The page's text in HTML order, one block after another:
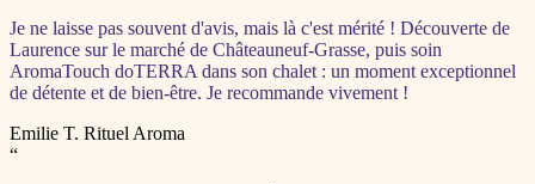
Je ne laisse pas souvent d'avis, mais là c'est mérité ! Découverte de
Laurence sur le marché de Châteauneuf-Grasse, puis soin
AromaTouch doTERRA dans son chalet : un moment exceptionnel
de détente et de bien-être. Je recommande vivement !
Emilie T. Rituel Aroma
“